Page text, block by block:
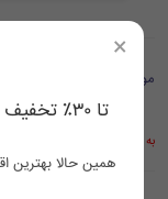
موقعیت مکانی
به علت قطع اینترنت بین الملل
×
تا ۳۰٪ تخفیف واقعی روی تمام اقامتگاه‌های مشهد!
همین حالا بهترین